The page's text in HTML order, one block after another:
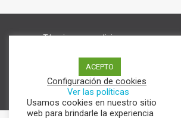
Términos y condiciones
Política de cookies
ACEPTO
Configuración de cookies
Ver las políticas
Usamos cookies en nuestro sitio
web para brindarle la experiencia